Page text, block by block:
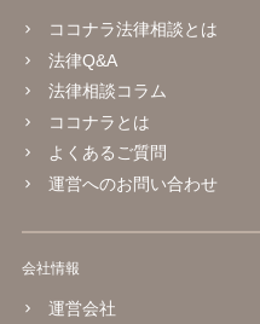
ココナラ法律相談とは
法律Q&A
法律相談コラム
ココナラとは
よくあるご質問
運営へのお問い合わせ
会社情報
運営会社